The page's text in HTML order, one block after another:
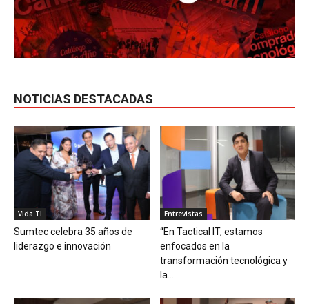
NOTICIAS DESTACADAS
Vida TI
Sumtec celebra 35 años de
liderazgo e innovación
Entrevistas
“En Tactical IT, estamos
enfocados en la
transformación tecnológica y
la...